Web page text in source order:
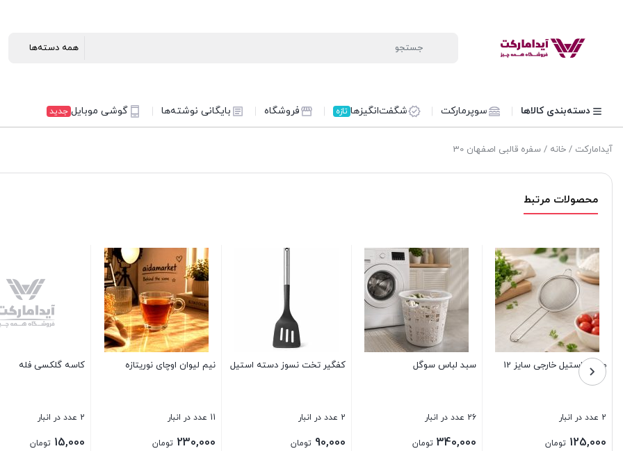
دسته‌بندی کالاها سوپرمارکت شگفت‌انگیزها تازه فروشگاه بایگانی نوشته‌ها گوشی موبایل جدید
آیدامارکت / خانه / سفره قالبی اصفهان 30
محصولات مرتبط
استیل نیم لیوان اوچای نوریتازه
11 عدد در انبار
230,000
کاسه گلکسی فله
2 عدد در انبار
15,000
جا ملاقه سرامیکی کنار گاز
35 عدد در انبار
80,000
درپوش ادویه پاش مکارتی
178 عدد در انبار
8,500
4 عدد در انبار